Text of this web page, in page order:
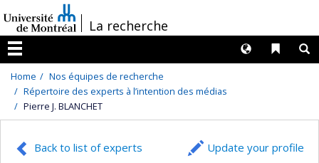
au
contenu
/La recherche
Menu
Liens
Langues
Home
Nos équipes de recherche
Répertoire des experts à l’intention des médias
Pierre J. BLANCHET
Back to list of experts Update your profile